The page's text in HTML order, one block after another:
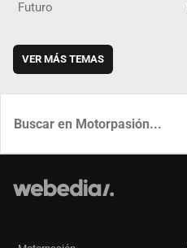
Futuro
VER MÁS TEMAS